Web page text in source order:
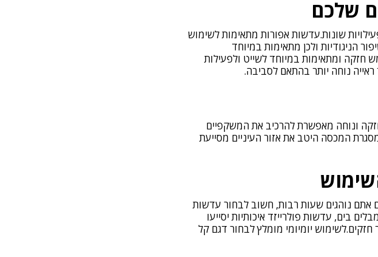
שלכם
שונות.עדשות אפורות מתאימות לשימוש
הניגודיות ולכן מתאימות במיוחד
חזקה ומתאימות במיוחד לשייט ולפעילות
נוחה יותר בהתאם לסביבה.
ונוחה מאפשרת להרכיב את המשקפיים
המכסה היטב את אזור העיניים מסייעת
אתם נוהגים שעות רבות, חשוב לבחור עדשות
בים, עדשות פולרייזד איכותיות יסייעו
יומיומי מומלץ לבחור דגם קל